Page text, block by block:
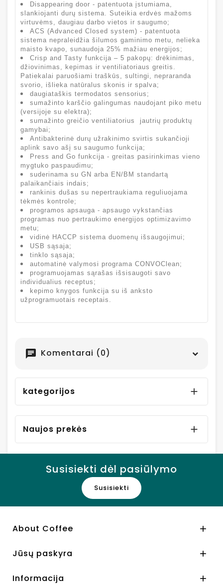
Disappearing door - patentuota įstumiama,
slankiojanti durų sistema. Suteikia erdvės mažoms
virtuvėms, daugiau darbo vietos ir saugumo;
ACS (Advanced Closed system) - patentuota
sistema nepraleidžia šilumos gaminimo metu, nelieka
maisto kvapo, sunaudoja 25% mažiau energijos;
Crisp and Tasty funkcija – 5 pakopų: drėkinimas,
džiovinimas, kepimas ir ventiliatoriaus greitis.
Patiekalai paruošiami traškūs, sultingi, nepraranda
svorio, išlieka natūralus skonis ir spalva;
daugiataškis termodatos sensorius;
sumažinto karščio galingumas naudojant piko metu
(versijoje su elektra);
sumažinto greičio ventiliatorius jautrių produktų
gamybai;
Antibakterinė durų užrakinimo svirtis sukančioji
aplink savo ašį su saugumo funkcija;
Press and Go funkcija - greitas pasirinkimas vieno
mygtuko paspaudimu;
suderinama su GN arba EN/BM standartą
palaikančiais indais;
rankinis dušas su nepertraukiama reguliuojama
tėkmės kontrole;
programos apsauga - apsaugo vykstančias
programas nuo pertraukimo energijos optimizavimo
metu;
vidinė HACCP sistema duomenų išsaugojimui;
USB sąsaja;
tinklo sąsaja;
automatinė valymosi programa CONVOClean;
programuojamas sąrašas išsisaugoti savo
individualius receptus;
kepimo knygos funkcija su iš anksto
užprogramuotais receptais.
chat Komentarai (0)
kategorijos 
Naujos prekės 
Susisiekti dėl pasiūlymo
Susisiekti
About Coffee 
Jūsų paskyra 
Informacija 